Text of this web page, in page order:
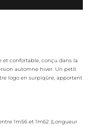
et confortable, conçu dans la
automne hiver. Un petit
logo en surpiqûre, apportent
1m56 et 1m62 (Longueur